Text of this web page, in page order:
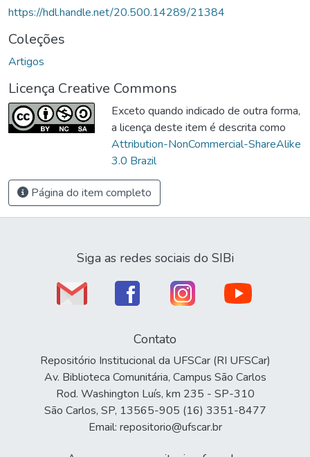
https://hdl.handle.net/20.500.14289/21384
Coleções
Artigos
Licença Creative Commons
Exceto quando indicado de outra forma,
a licença deste item é descrita como
Attribution-NonCommercial-ShareAlike
3.0 Brazil
Página do item completo
Siga as redes sociais do SIBi
Contato
Repositório Institucional da UFSCar (RI UFSCar)
Av. Biblioteca Comunitária, Campus São Carlos
Rod. Washington Luís, km 235 - SP-310
São Carlos, SP, 13565-905 (16) 3351-8477
Email: repositorio@ufscar.br